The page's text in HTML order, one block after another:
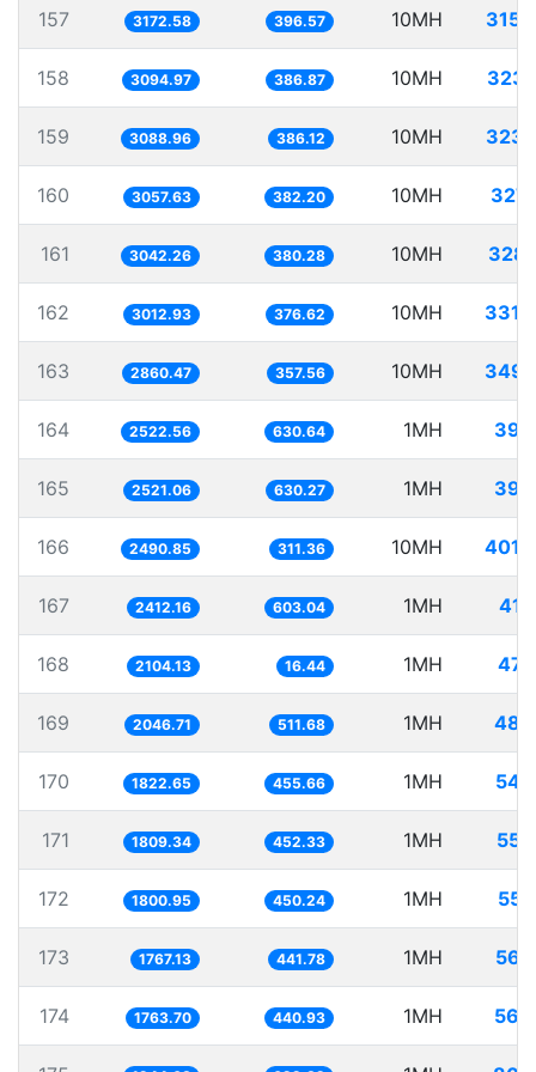
157 3172.58 396.57 10MH
158 3094.97 386.87 10MH
159 3088.96 386.12 10MH
160 3057.63 382.20 10MH
161 3042.26 380.28 10MH
162 3012.93 376.62 10MH
163 2860.47 357.56 10MH
164 2522.56 630.64 1MH
165 2521.06 630.27 1MH
166 2490.85 311.36 10MH
167 2412.16 603.04 1MH
168 2104.13 16.44 1MH
169 2046.71 511.68 1MH
170 1822.65 455.66 1MH
171 1809.34 452.33 1MH
172 1800.95 450.24 1MH
173 1767.13 441.78 1MH
174 1763.70 440.93 1MH